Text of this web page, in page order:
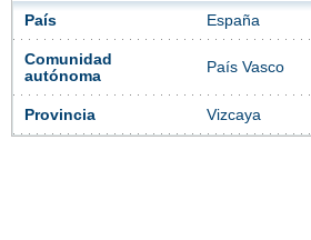
País España
Comunidad
autónoma
País Vasco
Provincia Vizcaya